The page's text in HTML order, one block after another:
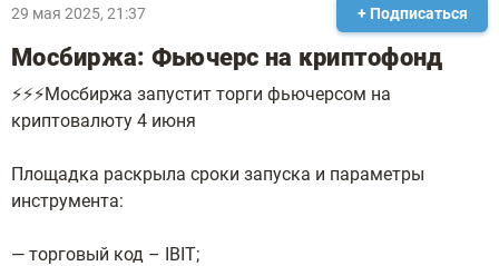
29 мая 2025, 21:37 + Подписаться
Мосбиржа: Фьючерс на криптофонд
⚡️⚡️⚡️Мосбиржа запустит торги фьючерсом на
криптовалюту 4 июня
Площадка раскрыла сроки запуска и параметры
инструмента:
— торговый код – IBIT;